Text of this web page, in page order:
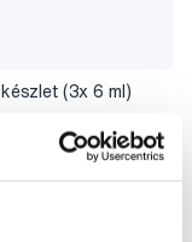
(3x 6 ml)